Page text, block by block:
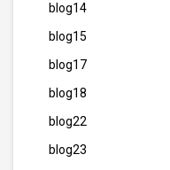
blog14
blog15
blog17
blog18
blog22
blog23